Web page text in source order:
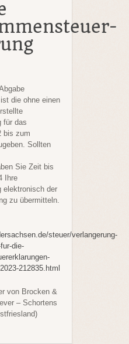
ist die ohne einen
für das
bis zum
Sollten
Sie Zeit bis
Ihre
elektronisch der
zu übermitteln.
steuer/verlangerung-
die-
212835.html
von Brocken &
– Schortens